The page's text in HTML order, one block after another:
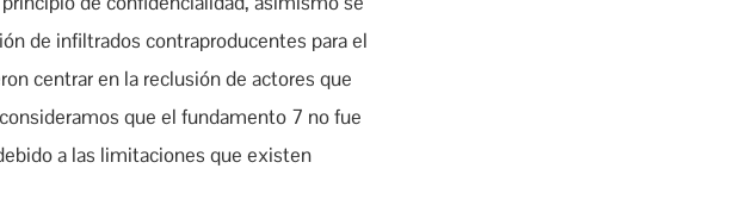
de infiltrados contraproducentes para el
centrar en la reclusión de actores que
que el fundamento 7 no fue
a las limitaciones que existen